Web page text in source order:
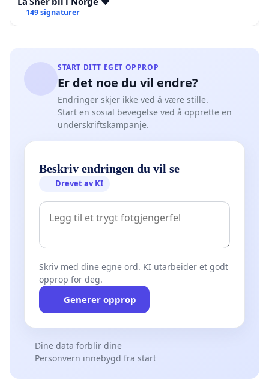
149 signaturer
START DITT EGET OPPROP
Er det noe du vil endre?
Endringer skjer ikke ved å være stille.
Start en sosial bevegelse ved å opprette en
underskriftskampanje.
Beskriv endringen du vil se
Drevet av KI
Skriv med dine egne ord. KI utarbeider et godt
opprop for deg.
Generer opprop
Dine data forblir dine
Personvern innebygd fra start